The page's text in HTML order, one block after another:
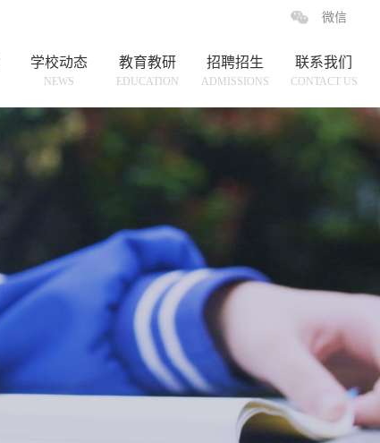
微信
学校动态
NEWS
教育教研
EDUCATION
招聘招生
ADMISSIONS
联系我们
CONTACT US